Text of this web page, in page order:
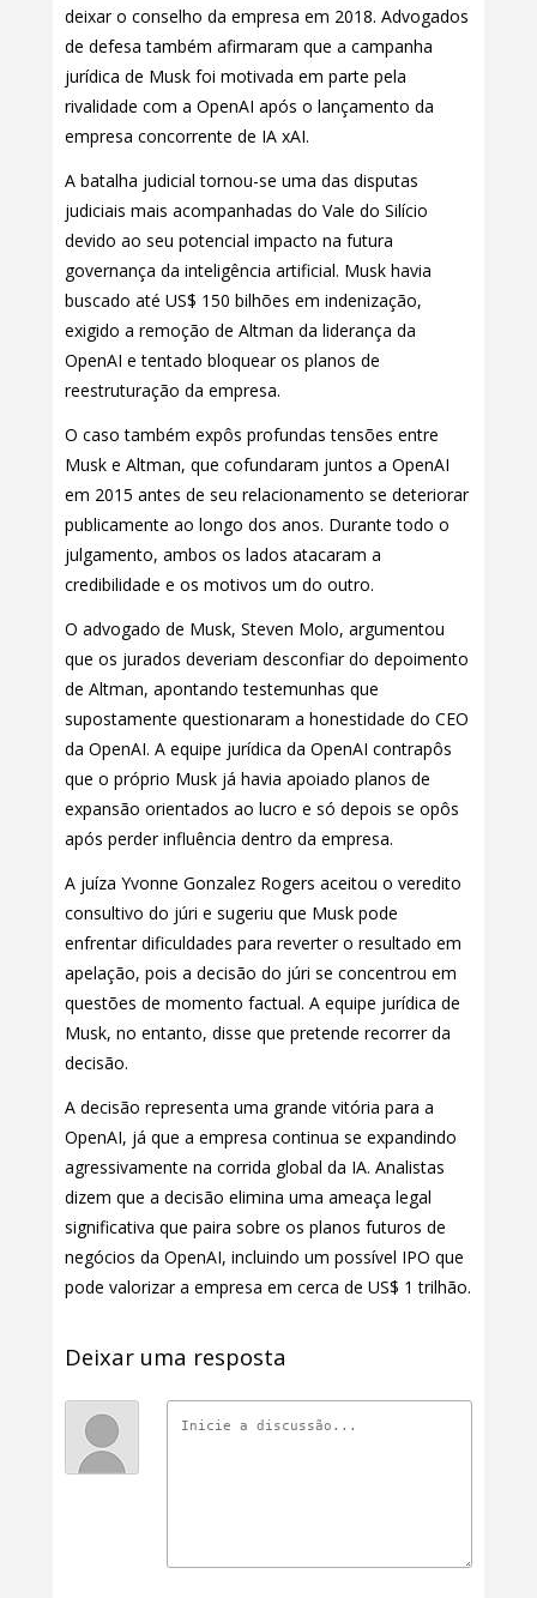
deixar o conselho da empresa em 2018. Advogados
de defesa também afirmaram que a campanha
jurídica de Musk foi motivada em parte pela
rivalidade com a OpenAI após o lançamento da
empresa concorrente de IA xAI.
A batalha judicial tornou-se uma das disputas
judiciais mais acompanhadas do Vale do Silício
devido ao seu potencial impacto na futura
governança da inteligência artificial. Musk havia
buscado até US$ 150 bilhões em indenização,
exigido a remoção de Altman da liderança da
OpenAI e tentado bloquear os planos de
reestruturação da empresa.
O caso também expôs profundas tensões entre
Musk e Altman, que cofundaram juntos a OpenAI
em 2015 antes de seu relacionamento se deteriorar
publicamente ao longo dos anos. Durante todo o
julgamento, ambos os lados atacaram a
credibilidade e os motivos um do outro.
O advogado de Musk, Steven Molo, argumentou
que os jurados deveriam desconfiar do depoimento
de Altman, apontando testemunhas que
supostamente questionaram a honestidade do CEO
da OpenAI. A equipe jurídica da OpenAI contrapôs
que o próprio Musk já havia apoiado planos de
expansão orientados ao lucro e só depois se opôs
após perder influência dentro da empresa.
A juíza Yvonne Gonzalez Rogers aceitou o veredito
consultivo do júri e sugeriu que Musk pode
enfrentar dificuldades para reverter o resultado em
apelação, pois a decisão do júri se concentrou em
questões de momento factual. A equipe jurídica de
Musk, no entanto, disse que pretende recorrer da
decisão.
A decisão representa uma grande vitória para a
OpenAI, já que a empresa continua se expandindo
agressivamente na corrida global da IA. Analistas
dizem que a decisão elimina uma ameaça legal
significativa que paira sobre os planos futuros de
negócios da OpenAI, incluindo um possível IPO que
pode valorizar a empresa em cerca de US$ 1 trilhão.
Deixar uma resposta